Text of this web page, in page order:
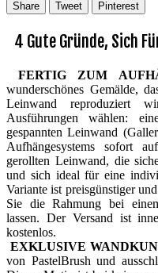
Share Tweet Pinterest
4 Gute Gründe, Sich
FERTIG ZUM
wunderschönes Gemälde,
Leinwand reproduziert
Ausführungen wählen:
gespannten Leinwand
Aufhängesystems sofort
gerollten Leinwand, die
und sich ideal für eine
Variante ist preisgünstiger
Sie die Rahmung bei
lassen. Der Versand ist
kostenlos.
EXKLUSIVE
von PastelBrush und